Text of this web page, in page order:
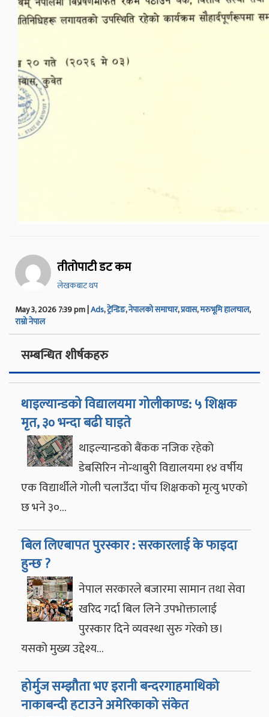
तीतोपाटी डट कम
लेखकबाट थप
May 3, 2026 7:39 pm |Ads,ट्रेन्डिङ,नेपालको समाचार,प्रवास,मरुभूमि हालचाल,
राम्रो नेपाल
सम्बन्धित शीर्षकहरु
थाइल्यान्डको विद्यालयमा गोलीकाण्ड: ५ शिक्षक
मृत, ३० भन्दा बढी घाइते
थाइल्यान्डको बैंकक नजिक रहेको
डेबसिरिन नोन्थाबुरी विद्यालयमा १४ वर्षीय
एक विद्यार्थीले गोली चलाउँदा पाँच शिक्षकको मृत्यु भएको
छ भने ३०…
बिल लिएबापत पुरस्कार : सरकारलाई के फाइदा
हुन्छ ?
नेपाल सरकारले बजारमा सामान तथा सेवा
खरिद गर्दा बिल लिने उपभोक्तालाई
पुरस्कार दिने व्यवस्था सुरु गरेको छ।
यसको मुख्य उद्देश्य…
होर्मुज सम्झौता भए इरानी बन्दरगाहमाथिको
नाकाबन्दी हटाउने अमेरिकाको संकेत